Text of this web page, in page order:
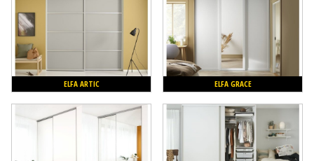
Bygningsbeslag
Cement
og
mørtel
Damp-
Laminatgulv
Trægulv
Vinylgulv
Båndstrammer
og
løftebånd
Blæselampe
Blindnitter
Arbejdslamper
og
belysning
Arbejdsradio
Bajonetsav
Dykpumpe
Fejemaskine
Generator
Græstrimmer
Affaldssortering
Affugter
Bålfad
og
Maling
Afdækning
til
malerarbejde
VVS
Armatur
Beklædning
ELFA ARTIC ELFA GRACE